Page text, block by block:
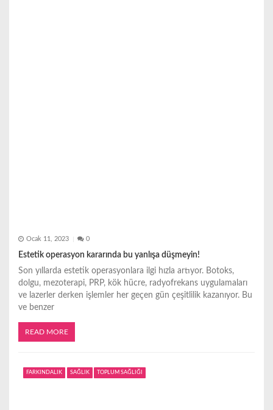
Ocak 11, 2023 0
Estetik operasyon kararında bu yanlışa düşmeyin!
Son yıllarda estetik operasyonlara ilgi hızla artıyor. Botoks,
dolgu, mezoterapi, PRP, kök hücre, radyofrekans uygulamaları
ve lazerler derken işlemler her geçen gün çeşitlilik kazanıyor. Bu
ve benzer
READ MORE
FARKINDALIK SAĞLIK TOPLUM SAĞLIĞI